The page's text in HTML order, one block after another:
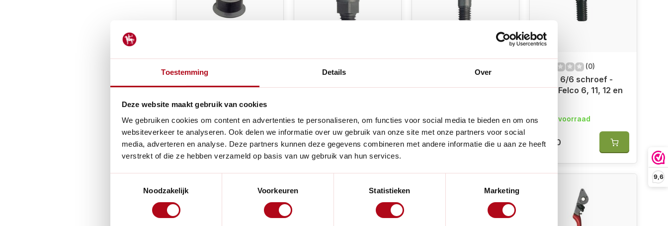
Toestemming Details Over
Deze website maakt gebruik van cookies
We gebruiken cookies om content en advertenties te personaliseren, om functies voor social media te bieden en om ons
websiteverkeer te analyseren. Ook delen we informatie over uw gebruik van onze site met onze partners voor social
media, adverteren en analyse. Deze partners kunnen deze gegevens combineren met andere informatie die u aan ze heeft
verstrekt of die ze hebben verzameld op basis van uw gebruik van hun services.
Noodzakelijk
Voorkeuren Statistieken Marketing
9,6
Felco 7/10 lagerbus -
Voor Felco 7, 8, 9, 10
en 13
Niet op voorraad
€4,50
Felco 6, 11, 12 en 100
Niet op voorraad
€7,00
voor sector - Voor
Niet op voorraad
€3,00
(0)
Felco 6/6 schroef -
Voor Felco 6, 11, 12 en
Op voorraad
€3,00